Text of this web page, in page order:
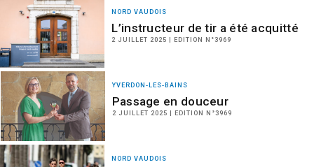
NORD VAUDOIS
L’instructeur de tir a été acquitté
2 JUILLET 2025 | EDITION N°3969
YVERDON-LES-BAINS
Passage en douceur
2 JUILLET 2025 | EDITION N°3969
NORD VAUDOIS